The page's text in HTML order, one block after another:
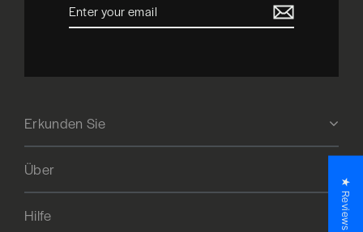
Erkunden Sie
Über
Hilfe
Enter
★ Reviews